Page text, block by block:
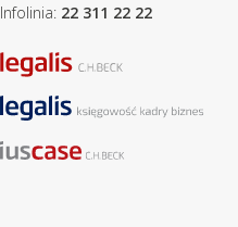
Infolinia: 22 311 22 22